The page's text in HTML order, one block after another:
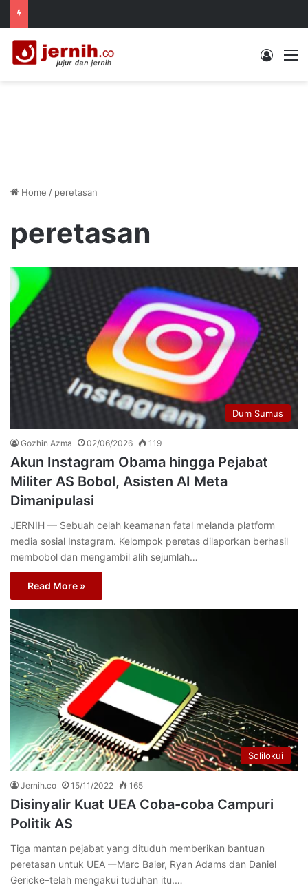
Log In
Home / peretasan
peretasan
Dum Sumus
Gozhin Azma 02/06/2026 119
Akun Instagram Obama hingga Pejabat
Militer AS Bobol, Asisten AI Meta
Dimanipulasi
JERNIH — Sebuah celah keamanan fatal melanda platform
media sosial Instagram. Kelompok peretas dilaporkan berhasil
membobol dan mengambil alih sejumlah…
Read More »
Solilokui
Jernih.co 15/11/2022 165
Disinyalir Kuat UEA Coba-coba Campuri
Politik AS
Tiga mantan pejabat yang dituduh memberikan bantuan
peretasan untuk UEA –-Marc Baier, Ryan Adams dan Daniel
Gericke–telah mengakui tuduhan itu.…